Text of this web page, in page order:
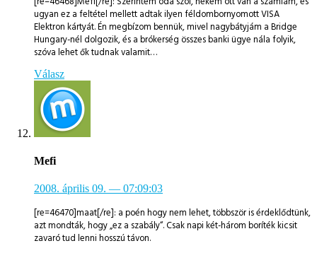
ugyan ez a feltétel mellett adtak ilyen féldombornyomott VISA
Elektron kártyát. Én megbízom bennük, mivel nagybátyjám a Bridge
Hungary-nél dolgozik, és a brókerség összes banki ügye nála folyik,
szóva lehet ők tudnak valamit…
Válasz
Mefi
2008. április 09. — 07:09:03
[re=46470]maat[/re]: a poén hogy nem lehet, többször is érdeklődtünk,
azt mondták, hogy „ez a szabály“. Csak napi két-három boríték kicsit
zavaró tud lenni hosszú távon.